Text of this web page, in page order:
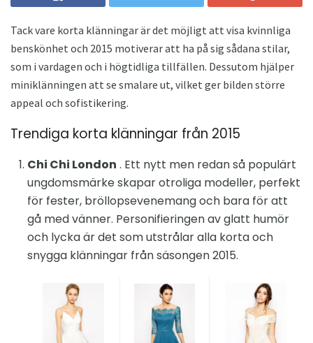
Tack vare korta klänningar är det möjligt att visa kvinnliga
benskönhet och 2015 motiverar att ha på sig sådana stilar,
som i vardagen och i högtidliga tillfällen. Dessutom hjälper
miniklänningen att se smalare ut, vilket ger bilden större
appeal och sofistikering.
Trendiga korta klänningar från 2015
Chi Chi London . Ett nytt men redan så populärt
ungdomsmärke skapar otroliga modeller, perfekt
för fester, bröllopsevenemang och bara för att
gå med vänner. Personifieringen av glatt humör
och lycka är det som utstrålar alla korta och
snygga klänningar från säsongen 2015.